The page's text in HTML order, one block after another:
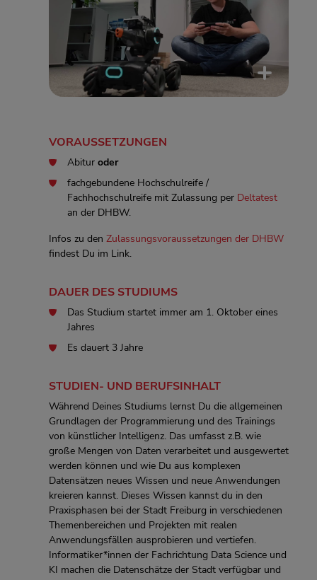
VORAUSSETZUNGEN
Abitur oder
fachgebundene Hochschulreife /
Fachhochschulreife mit Zulassung per Deltatest
an der DHBW.
Infos zu den Zulassungsvoraussetzungen der DHBW
findest Du im Link.
DAUER DES STUDIUMS
Das Studium startet immer am 1. Oktober eines
Jahres
Es dauert 3 Jahre
STUDIEN- UND BERUFSINHALT
Während Deines Studiums lernst Du die allgemeinen
Grundlagen der Programmierung und des Trainings
von künstlicher Intelligenz. Das umfasst z.B. wie
große Mengen von Daten verarbeitet und ausgewertet
werden können und wie Du aus komplexen
Datensätzen neues Wissen und neue Anwendungen
kreieren kannst. Dieses Wissen kannst du in den
Praxisphasen bei der Stadt Freiburg in verschiedenen
Themenbereichen und Projekten mit realen
Anwendungsfällen ausprobieren und vertiefen.
Informatiker*innen der Fachrichtung Data Science und
KI machen die Datenschätze der Stadt verfügbar und